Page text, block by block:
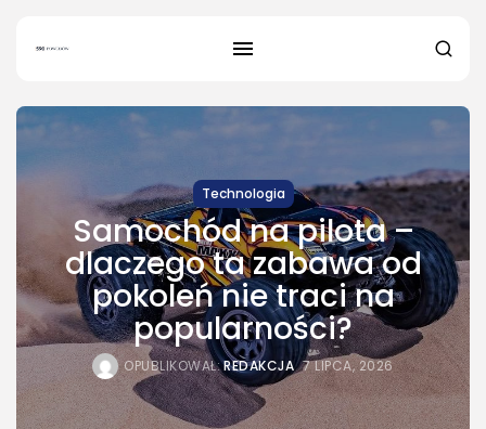
SZUKAJ
NAJNOWSZE
Dom i Ogród
Jak urządzić nowoczesną strefę
BBQ w...
OPUBLIKOWAŁ:REDAKCJA 4 SIERPNIA, 2026
Technologia
Samochód na pilota –
dlaczego ta zabawa od
pokoleń nie traci na
popularności?
OPUBLIKOWAŁ:REDAKCJA 7 LIPCA, 2026